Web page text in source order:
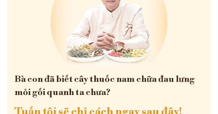
Bà con đã biết cây thuốc nam chữa đau lưng
mỏi gối quanh ta chưa?